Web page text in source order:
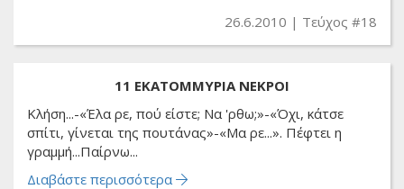
26.6.2010 Τεύχος #18
11 ΕΚΑΤΟΜΜΥΡΙΑ ΝΕΚΡΟΙ
Κλήση...-«Έλα ρε, πού είστε; Nα 'ρθω;»-«Όχι, κάτσε
σπίτι, γίνεται της πουτάνας»-«Μα ρε...». Πέφτει η
γραμμή...Παίρνω...
Διαβάστε περισσότερα